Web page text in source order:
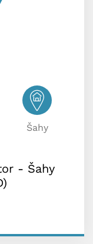
Šahy
- Šahy